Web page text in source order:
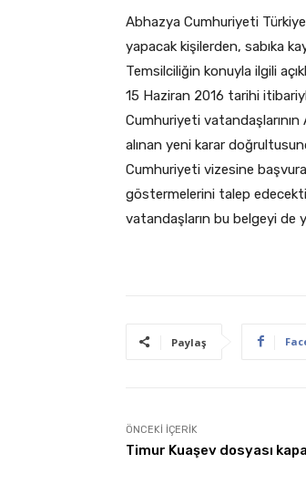
Abhazya Cumhuriyeti
yapacak kişilerden, sabıka
Temsilciliğin konuyla ilgili
15 Haziran 2016 tarihi
Cumhuriyeti
alınan yeni karar
Cumhuriyeti vizesine
göstermelerini talep
vatandaşların bu belgeyi de
Paylaş
ÖNCEKI İÇERIK
Timur Kuaşev dosyası